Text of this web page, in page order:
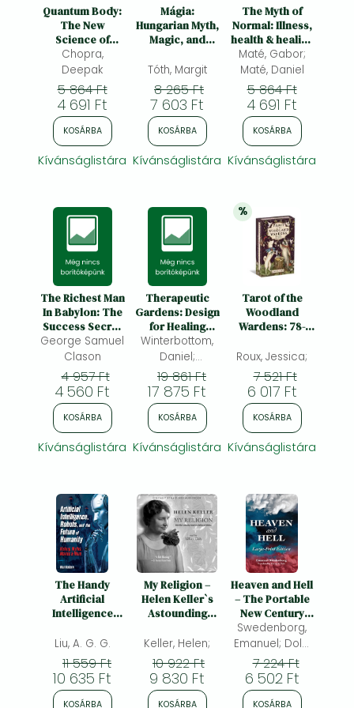
Frieren manga
Bleach manga
One-Punch Man manga
Quantum Body:
The New
Science of
Living a Longer,
Healthier, More
Vital Life
Chopra,
Deepak
5 864 Ft
4 691 Ft
KOSÁRBA
Kívánságlistára
Mágia:
Hungarian Myth,
Magic, and
Tóth, Margit
8 265 Ft
7 603 Ft
KOSÁRBA
Kívánságlistára
The Myth of
Normal: Illness,
health & healing
in a toxic
culture
Maté, Gabor;
Maté, Daniel
5 864 Ft
4 691 Ft
KOSÁRBA
Kívánságlistára
The Richest Man
In Babylon: The
Success Secret
of the Ancients
George Samuel
Clason
4 957 Ft
4 560 Ft
KOSÁRBA
Kívánságlistára
Therapeutic
Gardens: Design
for Healing
Spaces
Winterbottom,
Daniel;
Wagenfeld, Amy
19 861 Ft
17 875 Ft
KOSÁRBA
Kívánságlistára
20%
% kedvezmény
Tarot of the
Woodland
Wardens: 78-
Guidebook
Roux, Jessica;
7 521 Ft
6 017 Ft
KOSÁRBA
Kívánságlistára
The Handy
Artificial
Intelligence
Machine
Learning and
the Rise of
Intelligent
Technology
Liu, A. G. G.
11 559 Ft
10 635 Ft
KOSÁRBA
My Religion –
Helen Keller`s
Astounding
Deafness and
Blindness: Helen
Keller's
Astounding
Triumph Over
Keller, Helen;
10 922 Ft
9 830 Ft
KOSÁRBA
Heaven and Hell
– The Portable
New Century
Edition: Large-
Print: The
Large-Print New
Century Edition
Swedenborg,
Emanuel; Dole,
George F.;
7 224 Ft
6 502 Ft
KOSÁRBA